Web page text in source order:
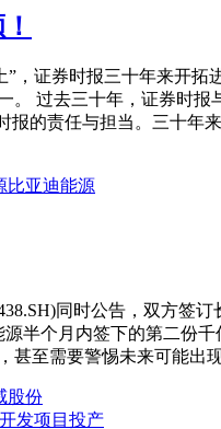
，证券时报三十年来开
过去三十年，证券时
报的责任与担当。三十
比亚迪能源
同时公告，双方签订
个月内签下的第二份
甚至需要警惕未来可
股份